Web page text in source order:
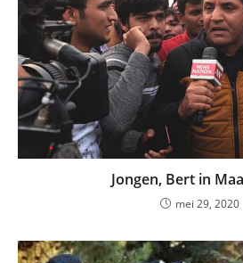
Jongen, Bert in
mei 29, 2020